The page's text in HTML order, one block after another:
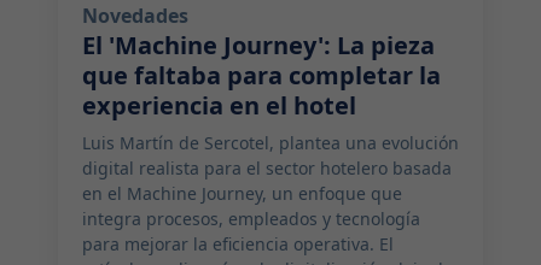
Novedades
El 'Machine Journey': La pieza
que faltaba para completar la
experiencia en el hotel
Luis Martín de Sercotel, plantea una evolución
digital realista para el sector hotelero basada
en el Machine Journey, un enfoque que
integra procesos, empleados y tecnología
para mejorar la eficiencia operativa. El